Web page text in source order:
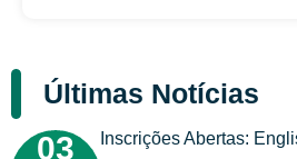
Últimas Notícias
03 Inscrições Abertas: